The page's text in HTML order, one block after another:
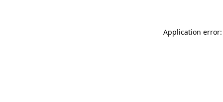
Application